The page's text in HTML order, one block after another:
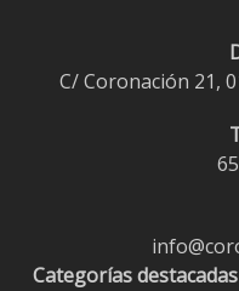
C/ Coronación 21,
Categorías destacadas